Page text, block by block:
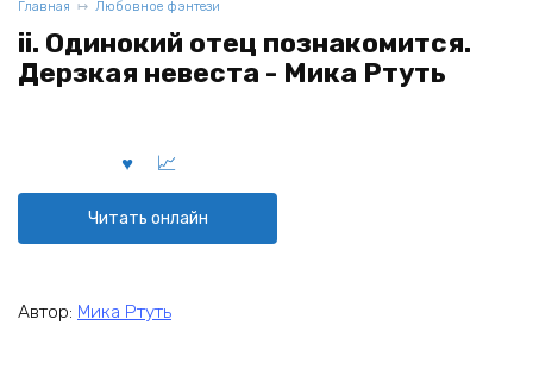
Главная Любовное фэнтези
ii. Одинокий отец познакомится.
Дерзкая невеста - Мика Ртуть
Читать онлайн
Автор: Мика Ртуть